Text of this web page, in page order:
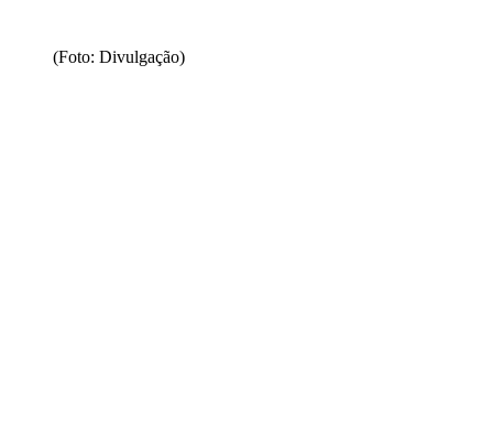
(Foto: Divulgação)